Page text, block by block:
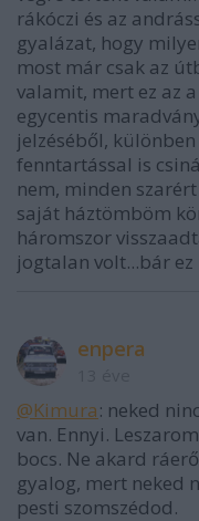
rákóczi és az
gyalázat, hogy
most már csak az
valamit, mert ez az
egycentis
jelzéséből,
fenntartással is
nem, minden
saját háztömböm
háromszor
jogtalan volt...bár ez
enpera
@Kimura: neked
van. Ennyi.
bocs. Ne akard
gyalog, mert neked
pesti szomszédod.